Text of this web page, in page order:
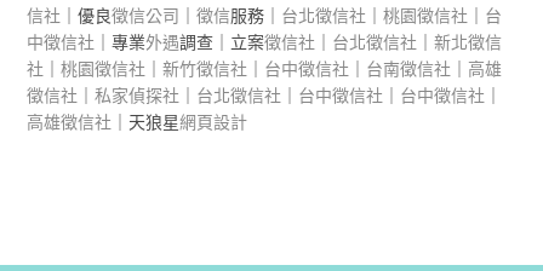
信社 ｜優良徵信公司 ｜徵信服務｜ 台北徵信社 ｜桃園徵信社
台
中徵信社 ｜專業外遇調查｜立案徵信社 台北徵信社 ｜新北徵信
社 ｜桃園徵信社 ｜新竹徵信社 台中徵信社 台南徵信社
高雄
徵信社 ｜私家偵探社 台北徵信社 台中徵信社 台中徵信社
高雄徵信社 ｜天狼星網頁設計